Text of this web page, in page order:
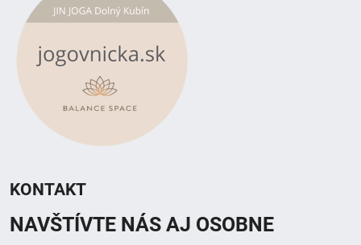
KONTAKT
NAVŠTÍVTE NÁS AJ OSOBNE